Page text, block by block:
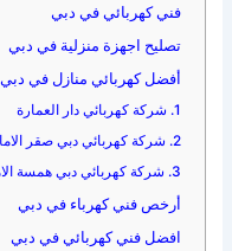
فني كهربائي في دبي
تصليح اجهزة منزلية في دبي
أفضل كهربائي منازل في دبي
1. شركة كهربائي دار العمارة
2. شركة كهربائي دبي صقر الامارات
3. شركة كهربائي دبي همسة الامارات
أرخص فني كهرباء في دبي
افضل فني كهربائي في دبي